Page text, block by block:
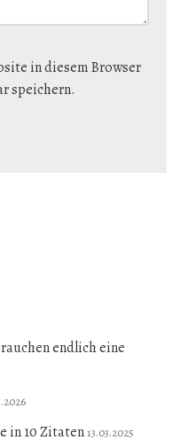
in diesem Browser
speichern.
endlich eine
in 10 Zitaten13.03.2025